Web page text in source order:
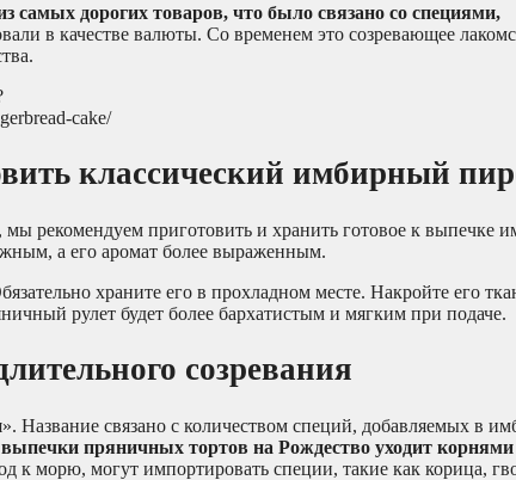
самых дорогих товаров, что было связано со специями,
в качестве валюты. Со временем это созревающее
cake/
классический имбирный
рекомендуем приготовить и хранить готовое к выпечке
а его аромат более выраженным.
храните его в прохладном месте. Накройте его
рулет будет более бархатистым и мягким при подаче.
созревания
Название связано с количеством специй, добавляемых в
пряничных тортов на Рождество уходит корнями
морю, могут импортировать специи, такие как корица,